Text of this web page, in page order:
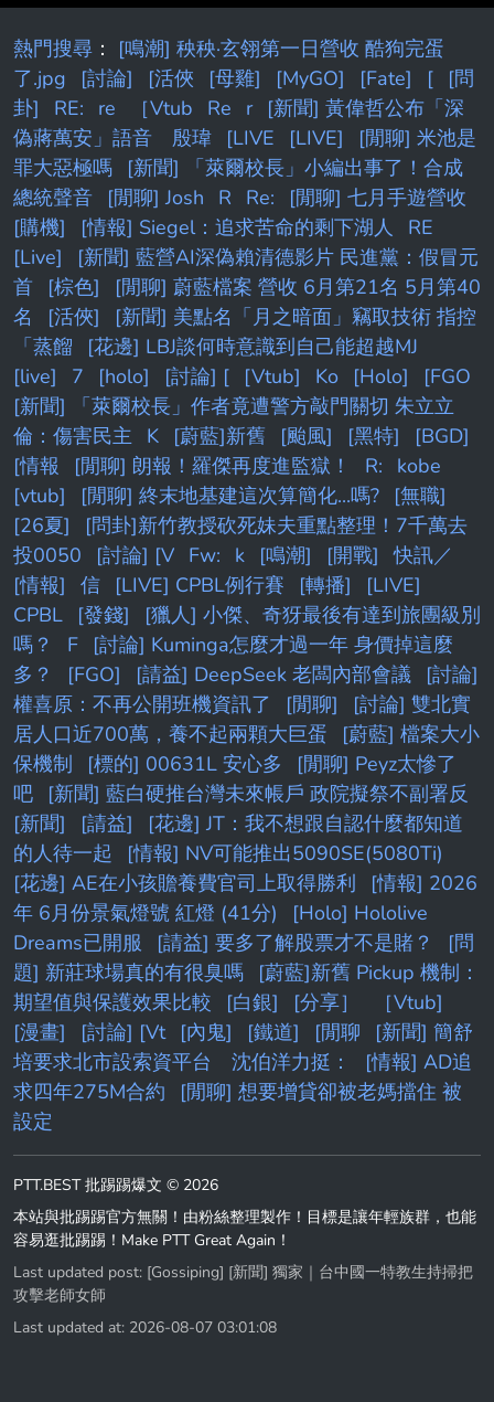
積分進行排名與結算，並發放相應數量的狼人
幣。 (*同名次所有玩家獲得向上取整狼
熱門搜尋 ： [鳴潮] 秧秧·玄翎第一日營收 酷狗完蛋
了.jpg
[討論] [活俠 [母雞] [MyGO] [Fate] [
[問
卦]
RE: re ［Vtub Re r
[新聞] 黃偉哲公布「深
偽蔣萬安」語音 殷瑋
[LIVE [LIVE]
[閒聊] 米池是
罪大惡極嗎
[新聞] 「萊爾校長」小編出事了！合成
總統聲音
[閒聊] Josh R Re:
[閒聊] 七月手遊營收
[購機]
[情報] Siegel：追求苦命的剩下湖人
RE
[Live]
[新聞] 藍營AI深偽賴清德影片 民進黨：假冒元
首
[棕色]
[閒聊] 蔚藍檔案 營收 6月第21名 5月第40
名
[活俠]
[新聞] 美點名「月之暗面」竊取技術 指控
「蒸餾
[花邊] LBJ談何時意識到自己能超越MJ
[live]
7 [holo] [討論] [ [Vtub] Ko [Holo]
[FGO
[新聞] 「萊爾校長」作者竟遭警方敲門關切 朱立立
倫：傷害民主 K [蔚藍]新舊 [颱風] [黑特]
[BGD]
[情報
[閒聊] 朗報！羅傑再度進監獄！ R:
kobe
[vtub]
[閒聊] 終末地基建這次算簡化...嗎?
[無職]
[26夏]
[問卦]新竹教授砍死妹夫重點整理！7千萬去
投0050
[討論] [V Fw: k [鳴潮] [開戰]
快訊／
[情報]
信 [LIVE] CPBL例行賽 [轉播]
[LIVE]
CPBL
[發錢]
[獵人] 小傑、奇犽最後有達到旅團級別
嗎？
F
[討論] Kuminga怎麼才過一年 身價掉這麼
多？
[FGO] [請益] DeepSeek 老闆內部會議
[討論]
權喜原：不再公開班機資訊了
[閒聊]
[討論] 雙北實
居人口近700萬，養不起兩顆大巨蛋
[蔚藍] 檔案大小
保機制
[標的] 00631L 安心多
[閒聊] Peyz太慘了
吧
[新聞] 藍白硬推台灣未來帳戶 政院擬祭不副署反
[新聞]
[請益]
[花邊] JT：我不想跟自認什麼都知道
的人待一起
[情報] NV可能推出5090SE(5080Ti)
[花邊] AE在小孩贍養費官司上取得勝利
[情報] 2026
年 6月份景氣燈號 紅燈 (41分)
[Holo] Hololive
Dreams已開服
[請益] 要多了解股票才不是賭？
[問
題] 新莊球場真的有很臭嗎
[蔚藍]新舊 Pickup 機制：
期望值與保護效果比較
[白銀] [分享］
［Vtub]
[漫畫]
[討論] [Vt [內鬼] [鐵道] [閒聊
[新聞] 簡舒
培要求北市設索資平台 沈伯洋力挺：
[情報] AD追
求四年275M合約
[閒聊] 想要增貸卻被老媽擋住 被
設定
PTT.BEST 批踢踢爆文 © 2026
本站與批踢踢官方無關！由粉絲整理製作！目標是讓年輕族群，也能
容易逛批踢踢！Make PTT Great Again！
Last updated post: [Gossiping] [新聞] 獨家｜台中國一特教生持掃把
攻擊老師女師
Last updated at: 2026-08-07 03:01:08